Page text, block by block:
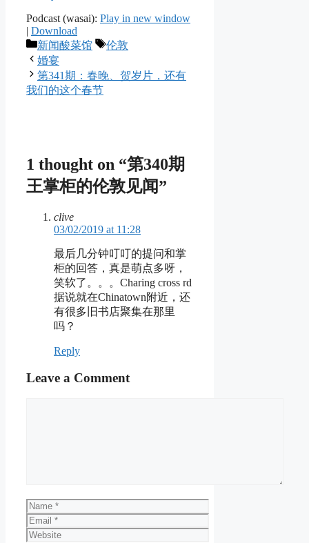
Podcast (wasai): Play in new window
| Download
Categories
新闻酸菜馆 Tags
伦敦
婚宴
第341期：春晚、贺岁片，还有
我们的这个春节
1 thought on “第340期
王掌柜的伦敦见闻”
clive
03/02/2019 at 11:28
最后几分钟叮叮的提问和掌
柜的回答，真是萌点多呀，
笑软了。。。Charing cross rd
据说就在Chinatown附近，还
有很多旧书店聚集在那里
吗？
Reply
Leave a Comment
Name
Email
Website